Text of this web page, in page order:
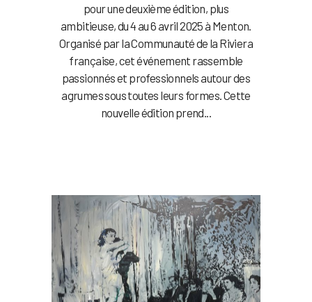
pour une deuxième édition, plus
ambitieuse, du 4 au 6 avril 2025 à Menton.
Organisé par la Communauté de la Riviera
française, cet événement rassemble
passionnés et professionnels autour des
agrumes sous toutes leurs formes. Cette
nouvelle édition prend...